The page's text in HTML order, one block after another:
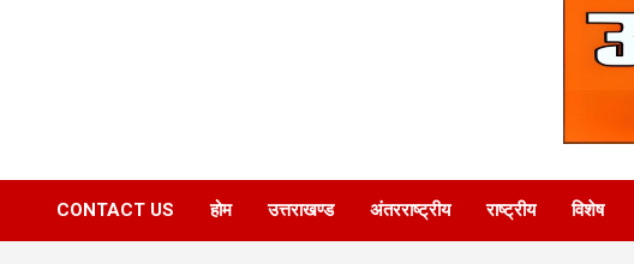
CONTACT US होम उत्तराखण्ड अंतरराष्ट्रीय राष्ट्रीय विशेष